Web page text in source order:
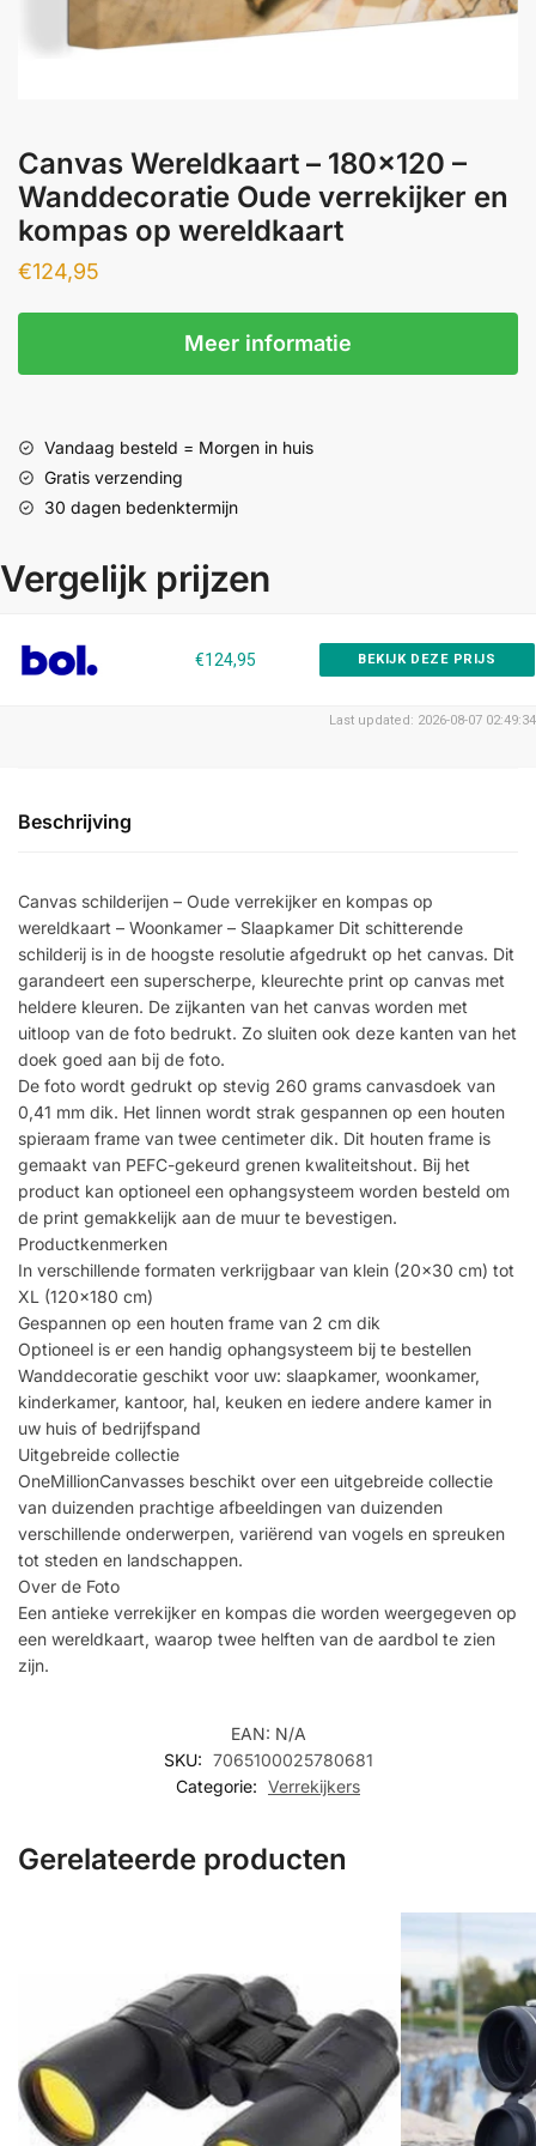
Canvas Wereldkaart – 180×120 –
Wanddecoratie Oude verrekijker en
kompas op wereldkaart
€124,95
Meer informatie
Vandaag besteld = Morgen in huis
Gratis verzending
30 dagen bedenktermijn
Vergelijk prijzen
€124,95 BEKIJK DEZE PRIJS
Last updated: 2026-08-07 02:49:34
Beschrijving
Canvas schilderijen – Oude verrekijker en kompas op
wereldkaart – Woonkamer – Slaapkamer Dit schitterende
schilderij is in de hoogste resolutie afgedrukt op het canvas. Dit
garandeert een superscherpe, kleurechte print op canvas met
heldere kleuren. De zijkanten van het canvas worden met
uitloop van de foto bedrukt. Zo sluiten ook deze kanten van het
doek goed aan bij de foto.
De foto wordt gedrukt op stevig 260 grams canvasdoek van
0,41 mm dik. Het linnen wordt strak gespannen op een houten
spieraam frame van twee centimeter dik. Dit houten frame is
gemaakt van PEFC-gekeurd grenen kwaliteitshout. Bij het
product kan optioneel een ophangsysteem worden besteld om
de print gemakkelijk aan de muur te bevestigen.
Productkenmerken
In verschillende formaten verkrijgbaar van klein (20×30 cm) tot
XL (120×180 cm)
Gespannen op een houten frame van 2 cm dik
Optioneel is er een handig ophangsysteem bij te bestellen
Wanddecoratie geschikt voor uw: slaapkamer, woonkamer,
kinderkamer, kantoor, hal, keuken en iedere andere kamer in
uw huis of bedrijfspand
Uitgebreide collectie
OneMillionCanvasses beschikt over een uitgebreide collectie
van duizenden prachtige afbeeldingen van duizenden
verschillende onderwerpen, variërend van vogels en spreuken
tot steden en landschappen.
Over de Foto
Een antieke verrekijker en kompas die worden weergegeven op
een wereldkaart, waarop twee helften van de aardbol te zien
zijn.
EAN: N/A
SKU: 7065100025780681
Categorie: Verrekijkers
Gerelateerde producten